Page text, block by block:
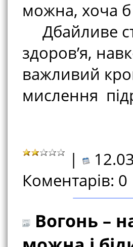
можна, хоча б
Дбайливе
здоров’я,
важливий
мислення
|
Коментарів:
Вогонь –